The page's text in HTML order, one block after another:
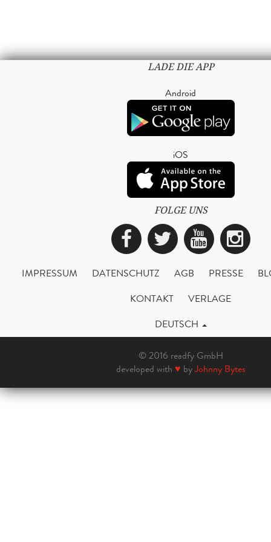
LADE DIE APP
Android
iOS
FOLGE UNS
Facebook
Twitter
IMPRESSUM DATENSCHUTZ AGB PRESSE
KONTAKT
VERLAGE
DEUTSCH
© 2016 readfy GmbH
developed with ♥ byJohnny Bytes